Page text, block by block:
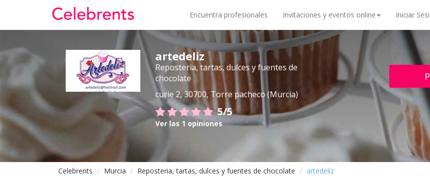
Encuentra profesionales Invitaciones y eventos online Iniciar
artedeliz
Reposteria, tartas, dulces y fuentes de
chocolate
curie 2, 30700, Torre pacheco (Murcia)
5/5
Ver las 1 opiniones
Celebrents Murcia Reposteria, tartas, dulces y fuentes de chocolate artedeliz